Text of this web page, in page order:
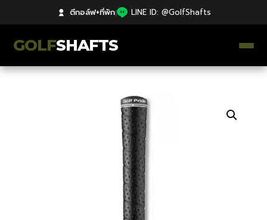
ตีกอล์ฟ+ที่พัก| LINE ID: @GolfShafts
GOLFSHAFTS
คลังความรู้
Catalog
ก้านโม Premium
ไม้กอล์ฟมือสอง Japan